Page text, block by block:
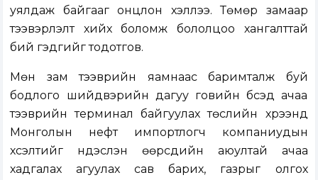
уялдаж байгааг онцлон хэллээ. Төмөр замаар
тээвэрлэлт хийх боломж бололцоо хангалттай
бий гэдгийг тодотгов.
Мөн зам тээврийн яамнаас баримталж буй
бодлого шийдвэрийн дагуу говийн бүсэд ачаа
тээврийн терминал байгуулах төслийн хүрээнд
Монголын нефт импортлогч компаниудын
хүсэлтийг үндэслэн өөрсдийн аюултай ачаа
хадгалах агуулах сав барих, газрыг олгох